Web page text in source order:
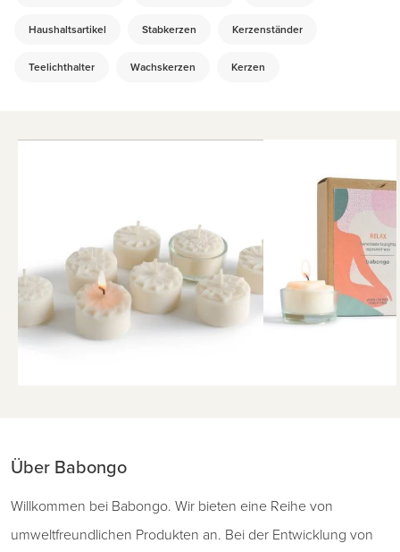
Haushaltsartikel Stabkerzen Kerzenständer
Teelichthalter Wachskerzen Kerzen
Über Babongo
Willkommen bei Babongo. Wir bieten eine Reihe von
umweltfreundlichen Produkten an. Bei der Entwicklung von